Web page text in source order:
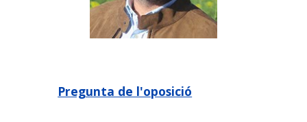
Pregunta de l'oposició